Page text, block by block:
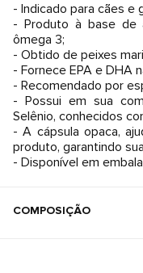
- Indicado para cães e
- Produto à base de
ômega 3;
- Obtido de peixes
- Fornece EPA e DHA
- Recomendado por
- Possui em sua
Selênio, conhecidos
- A cápsula opaca,
produto, garantindo
- Disponível em
COMPOSIÇÃO